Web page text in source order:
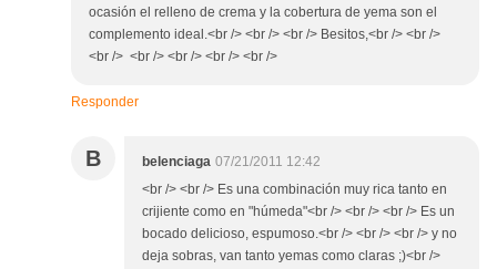
ocasión el relleno de crema y la cobertura de yema son el
complemento ideal.<br /> <br /> <br /> Besitos,<br /> <br />
<br /> <br /> <br /> <br /> <br />
Responder
B belenciaga 07/21/2011 12:42
<br /> <br /> Es una combinación muy rica tanto en
crijiente como en "húmeda"<br /> <br /> <br /> Es un
bocado delicioso, espumoso.<br /> <br /> <br /> y no
deja sobras, van tanto yemas como claras ;)<br />